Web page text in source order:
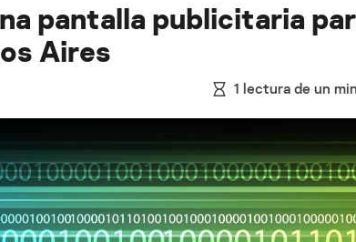
pantalla publicitaria
Aires
1 lectura de un